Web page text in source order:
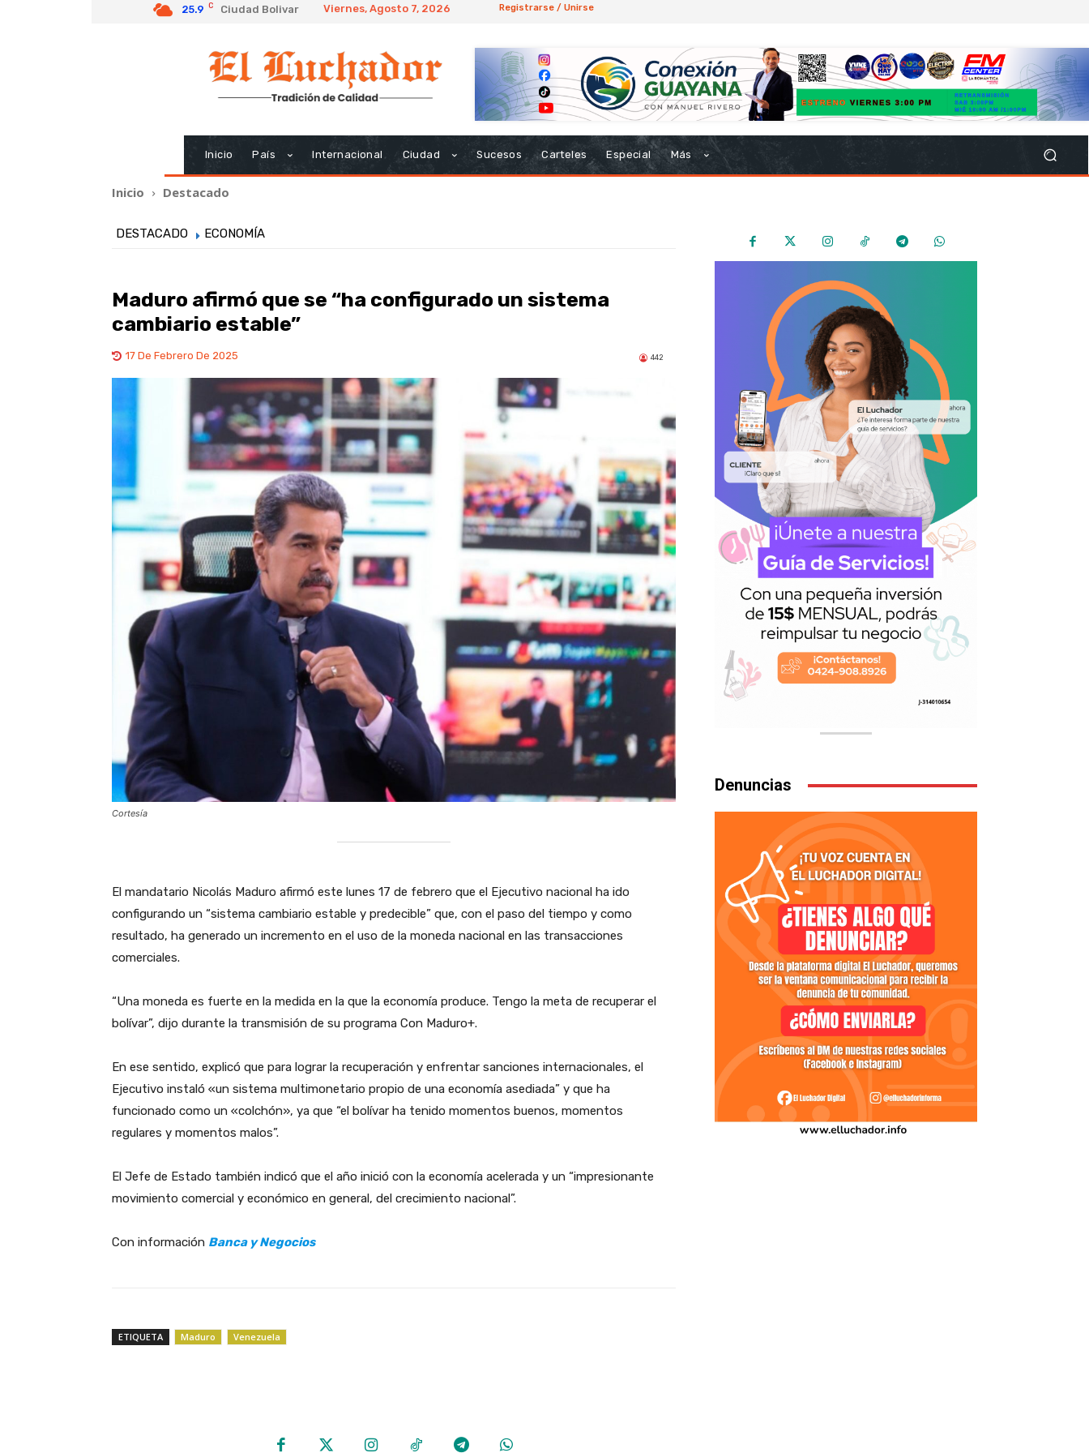
25.9 C Ciudad Bolivar Viernes, Agosto 7, 2026 Registrarse / Unirse
Inicio País Internacional Ciudad Sucesos Carteles Especial Más
Inicio Destacado
DESTACADO ECONOMÍA
Maduro afirmó que se “ha configurado un sistema
cambiario estable”
17 De Febrero De 2025 442
Cortesía
‎El mandatario Nicolás Maduro afirmó este lunes 17 de febrero que el Ejecutivo nacional ha ido
configurando un “sistema cambiario estable y predecible” que, con el paso del tiempo y como
resultado, ha generado un incremento en el uso de la moneda nacional en las transacciones
comerciales.
‎“Una moneda es fuerte en la medida en la que la economía produce. Tengo la meta de recuperar el
bolívar”, dijo durante la transmisión de su programa Con Maduro+.
‎En ese sentido, explicó que para lograr la recuperación y enfrentar sanciones internacionales, el
Ejecutivo instaló «un sistema multimonetario propio de una economía asediada” y que ha
funcionado como un «colchón», ya que “el bolívar ha tenido momentos buenos, momentos
regulares y momentos malos”.
‎El Jefe de Estado también indicó que el año inició con la economía acelerada y un “impresionante
movimiento comercial y económico en general, del crecimiento nacional”.
‎Con información Banca y Negocios
ETIQUETA Maduro Venezuela
Denuncias